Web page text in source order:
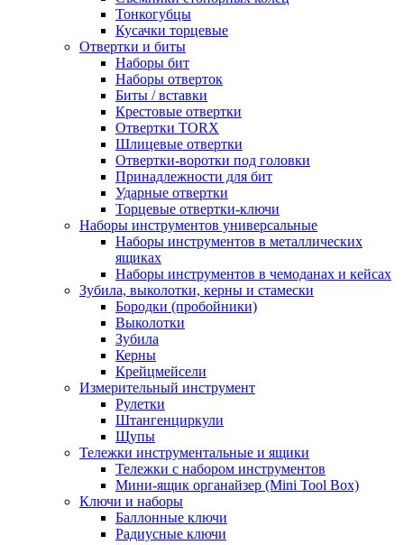
Тонкогубцы
Кусачки торцевые
Отвертки и биты
Наборы бит
Наборы отверток
Биты / вставки
Крестовые отвертки
Отвертки TORX
Шлицевые отвертки
Отвертки-воротки под головки
Принадлежности для бит
Ударные отвертки
Торцевые отвертки-ключи
Наборы инструментов универсальные
Наборы инструментов в металлических
ящиках
Наборы инструментов в чемоданах и кейсах
Зубила, выколотки, керны и стамески
Бородки (пробойники)
Выколотки
Зубила
Керны
Крейцмейсели
Измерительный инструмент
Рулетки
Штангенциркули
Щупы
Тележки инструментальные и ящики
Тележки с набором инструментов
Мини-ящик органайзер (Mini Tool Box)
Ключи и наборы
Баллонные ключи
Радиусные ключи